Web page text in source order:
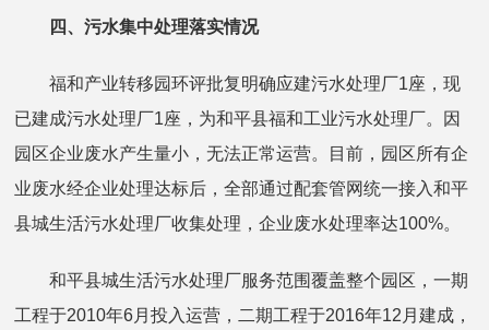
四、污水集中处理落实情况
福和产业转移园环评批复明确应建污水处理厂1座，现
已建成污水处理厂1座，为和平县福和工业污水处理厂。因
园区企业废水产生量小，无法正常运营。目前，园区所有企
业废水经企业处理达标后，全部通过配套管网统一接入和平
县城生活污水处理厂收集处理，企业废水处理率达100%。
和平县城生活污水处理厂服务范围覆盖整个园区，一期
工程于2010年6月投入运营，二期工程于2016年12月建成，